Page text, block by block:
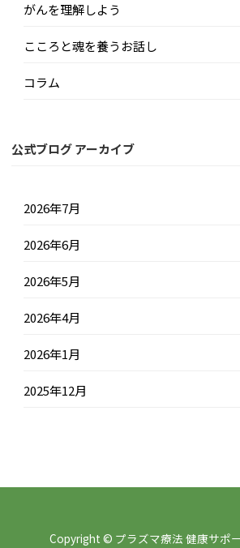
がんを理解しよう
こころと魂を養うお話し
コラム
公式ブログ アーカイブ
2026年7月
2026年6月
2026年5月
2026年4月
2026年1月
2025年12月
Copyright © プラズマ療法 健康サポ